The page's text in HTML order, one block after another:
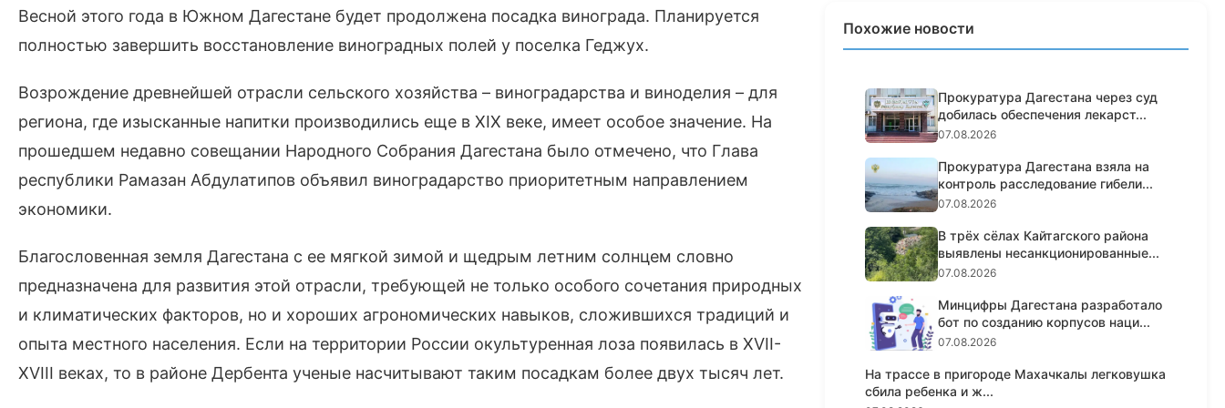
Весной этого года в Южном Дагестане будет продолжена посадка винограда. Планируется
полностью завершить восстановление виноградных полей у поселка Геджух.
Возрождение древнейшей отрасли сельского хозяйства – виноградарства и виноделия – для
региона, где изысканные напитки производились еще в XIX веке, имеет особое значение. На
прошедшем недавно совещании Народного Собрания Дагестана было отмечено, что Глава
республики Рамазан Абдулатипов объявил виноградарство приоритетным направлением
экономики.
Благословенная земля Дагестана с ее мягкой зимой и щедрым летним солнцем словно
предназначена для развития этой отрасли, требующей не только особого сочетания природных
и климатических факторов, но и хороших агрономических навыков, сложившихся традиций и
опыта местного населения. Если на территории России окультуренная лоза появилась в XVII-
XVIII веках, то в районе Дербента ученые насчитывают таким посадкам более двух тысяч лет.
Похожие новости
Прокуратура Дагестана через суд
добилась обеспечения лекарст...
07.08.2026
Прокуратура Дагестана взяла на
контроль расследование гибели...
07.08.2026
В трёх сёлах Кайтагского района
выявлены несанкционированные...
07.08.2026
Минцифры Дагестана разработало
бот по созданию корпусов наци...
07.08.2026
На трассе в пригороде Махачкалы легковушка
сбила ребенка и ж...